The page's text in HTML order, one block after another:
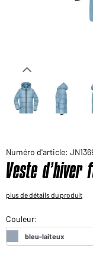
Voudriez-vous
Numéro d'article:
Veste d’hiver
plus de détails du produit